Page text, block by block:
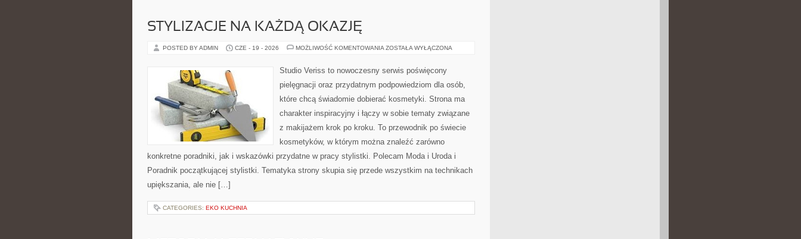
STYLIZACJE NA KAŻDĄ OKAZJĘ
POSTED BY ADMIN CZE - 19 - 2026 MOŻLIWOŚĆ KOMENTOWANIA STYLIZACJE
OKAZJĘ
ZOSTAŁA WYŁĄCZONA
Studio Veriss to nowoczesny serwis poświęcony
pielęgnacji oraz przydatnym podpowiedziom dla osób,
które chcą świadomie dobierać kosmetyki. Strona ma
charakter inspiracyjny i łączy w sobie tematy związane
z makijażem krok po kroku. To przewodnik po świecie
kosmetyków, w którym można znaleźć zarówno
konkretne poradniki, jak i wskazówki przydatne w pracy stylistki. Polecam Moda i Uroda i
Poradnik początkującej stylistki. Tematyka strony skupia się przede wszystkim na technikach
upiększania, ale nie […]
CATEGORIES: EKO KUCHNIA